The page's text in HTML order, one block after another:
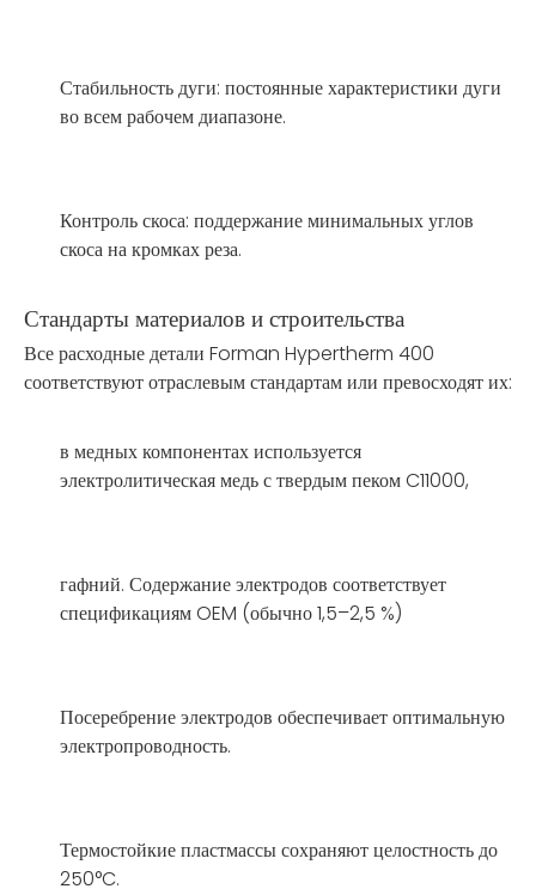
Стабильность дуги: постоянные характеристики дуги
во всем рабочем диапазоне.
Контроль скоса: поддержание минимальных углов
скоса на кромках реза.
Стандарты материалов и строительства
Все расходные детали Forman Hypertherm 400
соответствуют отраслевым стандартам или превосходят их:
в медных компонентах используется
электролитическая медь с твердым пеком C11000,
гафний. Содержание электродов соответствует
спецификациям OEM (обычно 1,5–2,5 %)
Посеребрение электродов обеспечивает оптимальную
электропроводность.
Термостойкие пластмассы сохраняют целостность до
250°C.